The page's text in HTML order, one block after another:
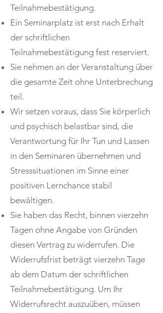
Teilnahmebestätigung.
Ein Seminarplatz ist erst nach Erhalt
der schriftlichen
Teilnahmebestätigung fest reserviert.
Sie nehmen an der Veranstaltung über
die gesamte Zeit ohne Unterbrechung
teil.
Wir setzen voraus, dass Sie körperlich
und psychisch belastbar sind, die
Verantwortung für Ihr Tun und Lassen
in den Seminaren übernehmen und
Stresssituationen im Sinne einer
positiven Lernchance stabil
bewältigen.
Sie haben das Recht, binnen vierzehn
Tagen ohne Angabe von Gründen
diesen Vertrag zu widerrufen. Die
Widerrufsfrist beträgt vierzehn Tage
ab dem Datum der schriftlichen
Teilnahmebestätigung. Um Ihr
Widerrufsrecht auszuüben, müssen